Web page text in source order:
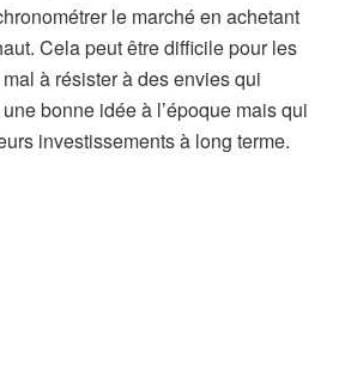
le marché en achetant
Cela peut être difficile pour les
à résister à des envies qui
bonne idée à l’époque mais qui
investissements à long terme.